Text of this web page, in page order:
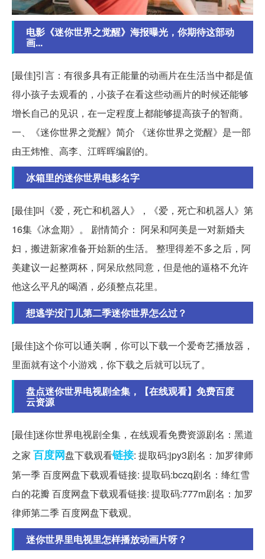
电影《迷你世界之觉醒》海报曝光，你期待这部动
画...
[最佳]引言：有很多具有正能量的动画片在生活当中都是值
得小孩子去观看的，小孩子在看这些动画片的时候还能够
增长自己的见识，在一定程度上都能够提高孩子的智商。
一、《迷你世界之觉醒》简介 《迷你世界之觉醒》是一部
由王炜惟、高李、江晖晖编剧的。
冰箱里的迷你世界电影名字
[最佳]叫《爱，死亡和机器人》，《爱，死亡和机器人》第
16集《冰盒期》。 剧情简介： 阿呆和阿美是一对新婚夫
妇，搬进新家准备开始新的生活。 整理得差不多之后，阿
美建议一起整两杯，阿呆欣然同意，但是他的逼格不允许
他这么平凡的喝酒，必须整点花里。
想逃学没门儿第二季迷你世界怎么过？
[最佳]这个你可以通关啊，你可以下载一个爱奇艺播放器，
里面就有这个小游戏，你下载之后就可以玩了。
盘点迷你世界电视剧全集，【在线观看】免费百度
云资源
[最佳]迷你世界电视剧全集，在线观看免费资源剧名：黑道
之家 百度网盘下载观看链接: 提取码:jpy3剧名：加罗律师
第一季 百度网盘下载观看链接: 提取码:bczq剧名：绛红雪
白的花瓣 百度网盘下载观看链接: 提取码:777m剧名：加罗
律师第二季 百度网盘下载观。
迷你世界里电视里怎样播放动画片呀？